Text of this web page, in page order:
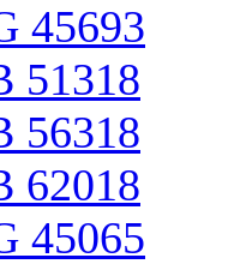
45693
51318
56318
62018
45065